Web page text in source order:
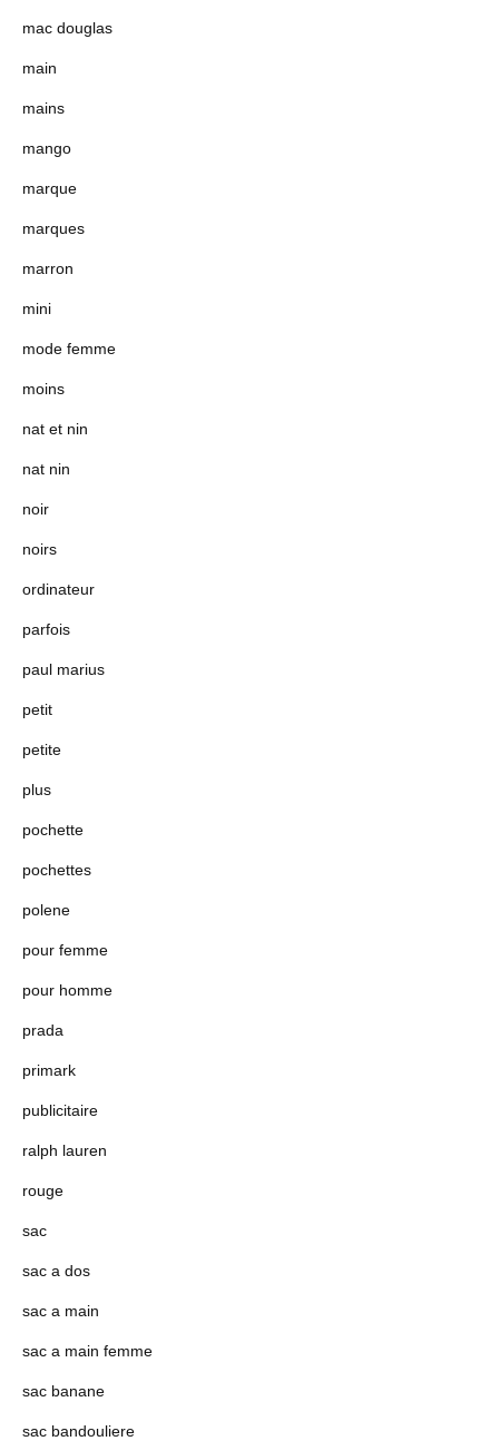
mac douglas
main
mains
mango
marque
marques
marron
mini
mode femme
moins
nat et nin
nat nin
noir
noirs
ordinateur
parfois
paul marius
petit
petite
plus
pochette
pochettes
polene
pour femme
pour homme
prada
primark
publicitaire
ralph lauren
rouge
sac
sac a dos
sac a main
sac a main femme
sac banane
sac bandouliere